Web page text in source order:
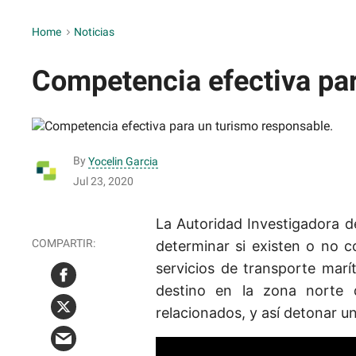
Home > Noticias
Competencia efectiva
By Yocelin Garcia
Jul 23, 2020
La Autoridad Investigadora
determinar si existen o no
servicios de transporte
destino en la zona
relacionados, y así detonar